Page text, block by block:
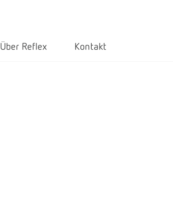
Über Reflex Kontakt